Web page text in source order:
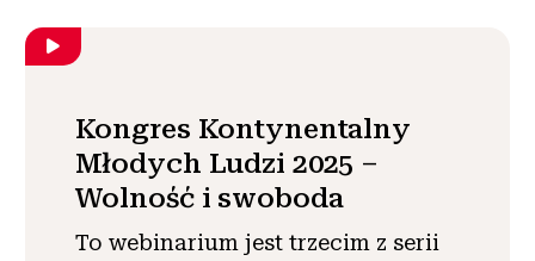
Zaangażować się
Kongres Kontynentalny
Młodych Ludzi 2025 –
Wolność i swoboda
To webinarium jest trzecim z serii